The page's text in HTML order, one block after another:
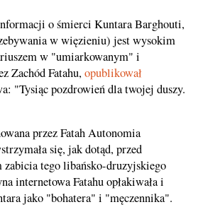
o śmierci Kuntara Barghouti,
w więzieniu) jest wysokim
w "umiarkowanym" i
Zachód Fatahu,opublikował
"Tysiąc pozdrowień dla twojej duszy.
przez Fatah Autonomia
się, jak dotąd, przed
zabicia tego libańsko-druzyjskiego
internetowa Fatahu opłakiwała i
jako "bohatera" i "męczennika".